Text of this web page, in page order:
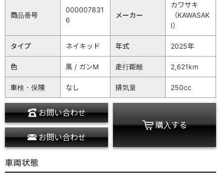
商品番号
000007831
6
メーカー
カワサキ
（KAWASAK
I）
タイプ ネイキッド 年式 2025年
色 黒 / ガンM 走行距離 2,621km
車検・保険 なし 排気量 250cc
お問い合わせ
お問い合わせ
購入する
車両状態